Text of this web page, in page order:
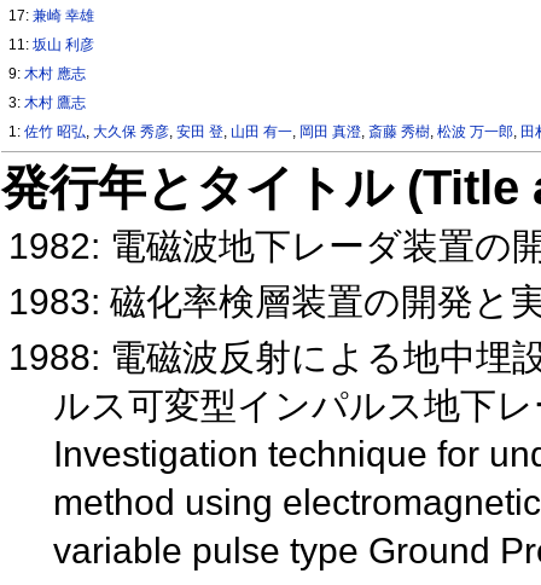
17:兼崎 幸雄
11:坂山 利彦
9:木村 應志
3:木村 鷹志
1:佐竹 昭弘,大久保 秀彦,安田 登, 山田 有一, 岡田 真澄,斎藤 秀樹,松波 万一郎, 田
発行年とタイトル
1982: 電磁波地下レーダ装置の
1983: 磁化率検層装置の開発と
1988: 電磁波反射による地中埋
ルス可変型インパルス地下
Investigation technique for
method using
variable pulse type Ground